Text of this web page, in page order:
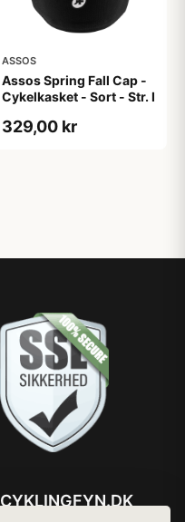
ASSOS
Assos Spring Fall Cap -
Cykelkasket - Sort - Str. I
329,00 kr
CYKLINGFYN.DK